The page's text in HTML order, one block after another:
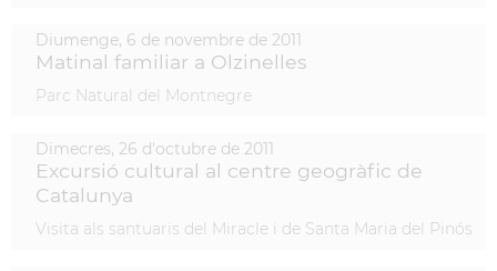
Diumenge, 6 de novembre de 2011
Matinal familiar a Olzinelles
Parc Natural del Montnegre
Dimecres, 26 d'octubre de 2011
Excursió cultural al centre geogràfic de
Catalunya
Visita als santuaris del Miracle i de Santa Maria del Pinós